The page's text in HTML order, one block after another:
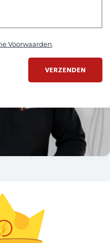
Voorwaarden.
VERZENDEN